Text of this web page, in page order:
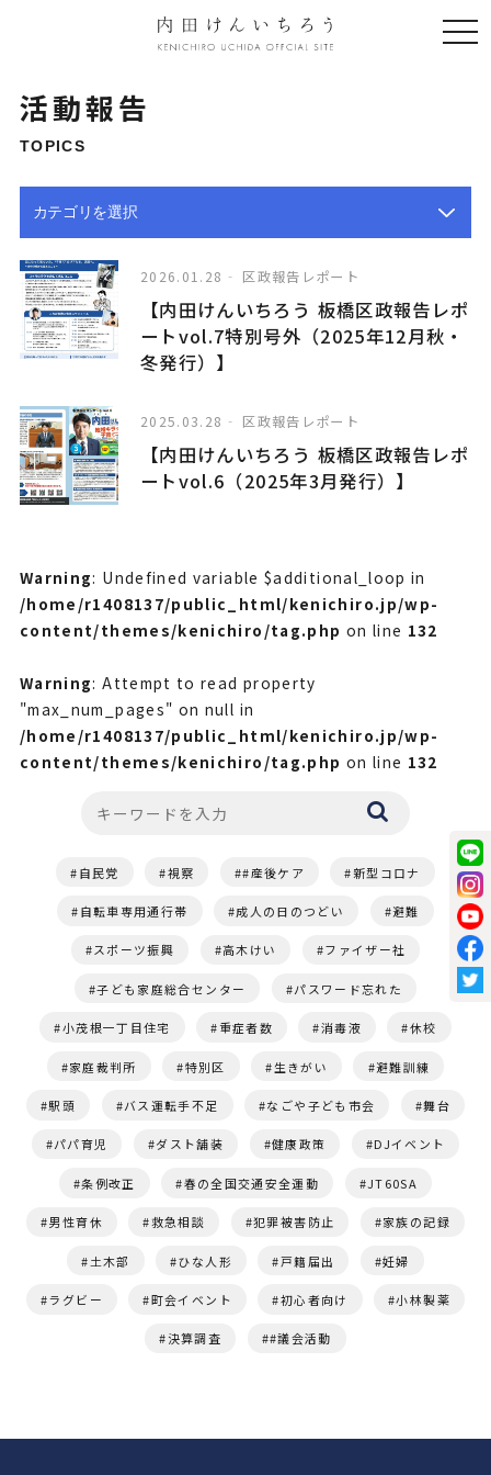
活動報告
TOPICS
2026.01.28 区政報告レポート
【内田けんいちろう 板橋区政報告レポ
ートvol.7特別号外（2025年12月秋・
冬発行）】
2025.03.28 区政報告レポート
【内田けんいちろう 板橋区政報告レポ
ートvol.6（2025年3月発行）】
Warning: Undefined variable $additional_loop in
/home/r1408137/public_html/kenichiro.jp/wp-
content/themes/kenichiro/tag.php on line 132
Warning: Attempt to read property
"max_num_pages" on null in
/home/r1408137/public_html/kenichiro.jp/wp-
content/themes/kenichiro/tag.php on line 132
自民党 視察 #産後ケア 新型コロナ
自転車専用通行帯 成人の日のつどい 避難
スポーツ振興 高木けい ファイザー社
子ども家庭総合センター パスワード忘れた
小茂根一丁目住宅 重症者数 消毒液 休校
家庭裁判所 特別区 生きがい 避難訓練
駅頭 バス運転手不足 なごや子ども市会 舞台
パパ育児 ダスト舗装 健康政策 DJイベント
条例改正 春の全国交通安全運動 JT60SA
男性育休 救急相談 犯罪被害防止 家族の記録
土木部 ひな人形 戸籍届出 妊婦
ラグビー 町会イベント 初心者向け 小林製薬
決算調査 #議会活動